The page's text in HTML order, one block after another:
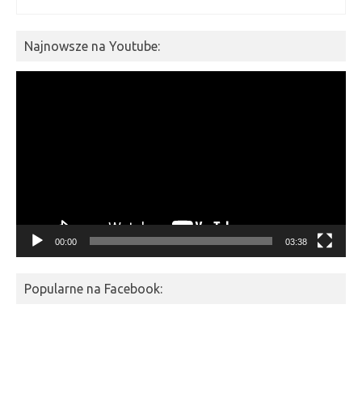
Najnowsze na Youtube:
00:00 03:38
Popularne na Facebook: